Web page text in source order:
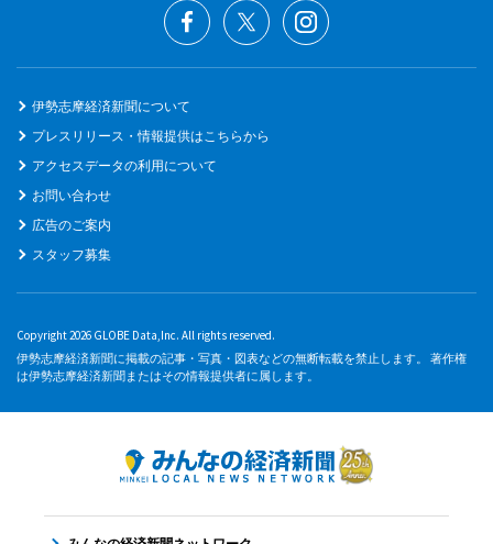
伊勢志摩経済新聞について
プレスリリース・情報提供はこちらから
アクセスデータの利用について
お問い合わせ
広告のご案内
スタッフ募集
Copyright 2026 GLOBE Data,Inc. All rights reserved.
伊勢志摩経済新聞に掲載の記事・写真・図表などの無断転載を禁止します。 著作権
は伊勢志摩経済新聞またはその情報提供者に属します。